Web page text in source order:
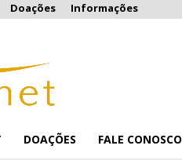
Doações Informações
DOAÇÕES FALE CONOSCO